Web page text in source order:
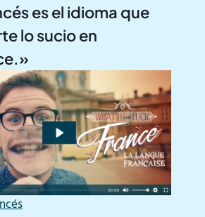
es el idioma que
lo sucio en